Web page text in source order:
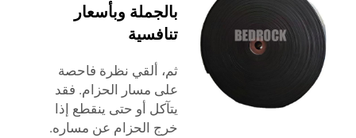
بالجملة وبأسعار
تنافسية
ثم، ألقي نظرة فاحصة
على مسار الحزام. فقد
يتآكل أو حتى ينقطع إذا
خرج الحزام عن مساره.